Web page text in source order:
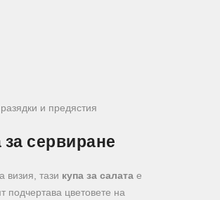
и предястия
сервиране
визия, тази купа за салата е
подчертава цветовете на